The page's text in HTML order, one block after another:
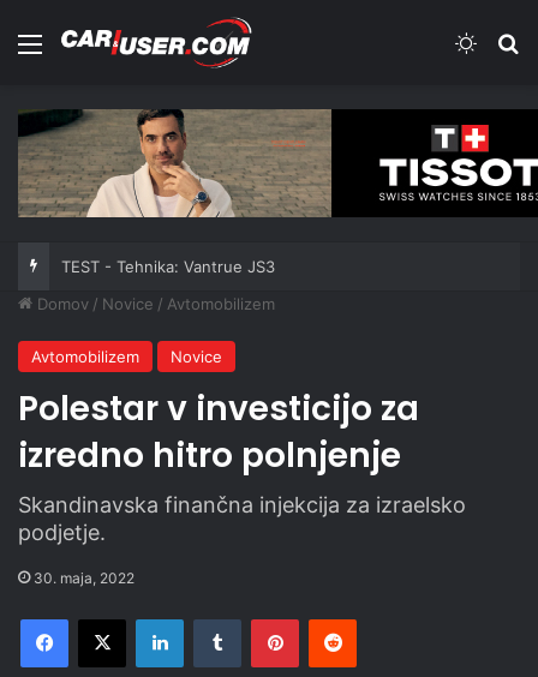
Meni
TEST - Tehnika: Vantrue JS3
Domov / Novice / Avtomobilizem
Avtomobilizem Novice
Polestar v investicijo za
izredno hitro polnjenje
Skandinavska finančna injekcija za izraelsko
podjetje.
30. maja, 2022
Facebook
X LinkedInTumblr PinterestReddit